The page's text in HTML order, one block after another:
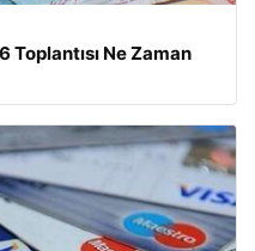
Ne Zaman